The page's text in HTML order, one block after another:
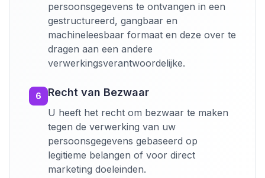
persoonsgegevens te ontvangen in een
gestructureerd, gangbaar en
machineleesbaar formaat en deze over te
dragen aan een andere
verwerkingsverantwoordelijke.
6 Recht van Bezwaar
U heeft het recht om bezwaar te maken
tegen de verwerking van uw
persoonsgegevens gebaseerd op
legitieme belangen of voor direct
marketing doeleinden.